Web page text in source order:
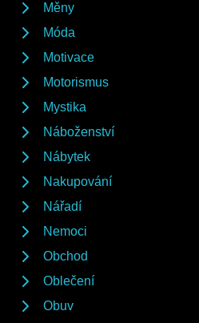
Měny
Móda
Motivace
Motorismus
Mystika
Náboženství
Nábytek
Nakupování
Nářadí
Nemoci
Obchod
Oblečení
Obuv